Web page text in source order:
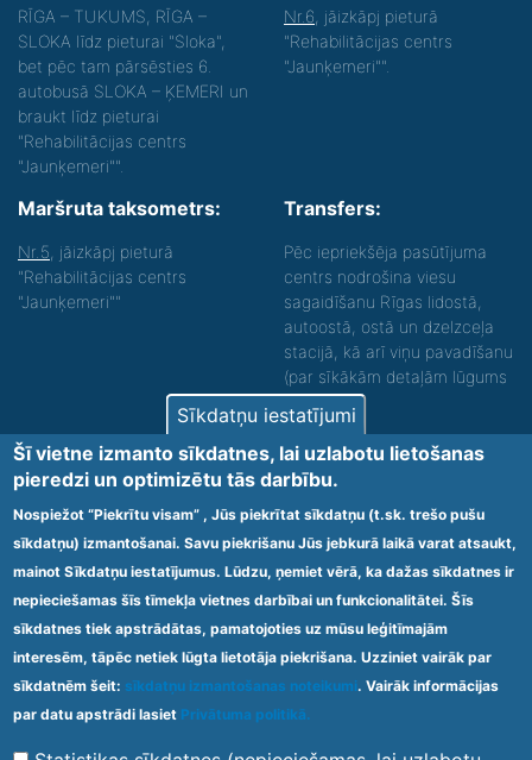
RĪGA – TUKUMS, RĪGA –
SLOKA līdz pieturai "Sloka",
bet pēc tam pārsēsties 6.
autobusā SLOKA – ĶEMERI un
braukt līdz pieturai
"Rehabilitācijas centrs
"Jaunķemeri"".
Nr.6 , jāizkāpj pieturā
"Rehabilitācijas centrs
"Jaunķemeri"".
Maršruta taksometrs:
Nr.5 , jāizkāpj pieturā
"Rehabilitācijas centrs
"Jaunķemeri""
Transfers:
Pēc iepriekšēja pasūtījuma
centrs nodrošina viesu
sagaidīšanu Rīgas lidostā,
autoostā, ostā un dzelzceļa
stacijā, kā arī viņu pavadīšanu
(par sīkākām detaļām lūgums
zvanīt).
Nodrošinām vides piekļūstamību personām ar
funkcionāliem traucējumiem! SIA „Sanare-KRC
Jaunķemeri”, Kolkas ielā 20, Jūrmalā ir nodrošināta vides
piekļūstamība personām ar funkcionāliem traucējumiem,
tādejādi nodrošinot atbilstību Ministru kabineta
2009.gada 20.janvāra noteikumos Nr.60 „Noteikumi par
obligātajām prasībām ārstniecības iestādēm un to
struktūrvienībām” minētajām prasībām.
Ārstniecības iestādes kods 1300 – 64003
Footer Vietnes karte Noteikumi un privātuma politika
Sīkdatņu iestatījumi
Šī vietne izmanto sīkdatnes, lai uzlabotu lietošanas
pieredzi un optimizētu tās darbību.
Nospiežot “Piekrītu visam” , Jūs piekrītat sīkdatņu (t.sk. trešo pušu
sīkdatņu) izmantošanai. Savu piekrišanu Jūs jebkurā laikā varat atsaukt,
mainot Sīkdatņu iestatījumus. Lūdzu, ņemiet vērā, ka dažas sīkdatnes ir
nepieciešamas šīs tīmekļa vietnes darbībai un funkcionalitātei. Šīs
sīkdatnes tiek apstrādātas, pamatojoties uz mūsu leģitīmajām
interesēm, tāpēc netiek lūgta lietotāja piekrišana. Uzziniet vairāk par
sīkdatnēm šeit: sīkdatņu izmantošanas noteikumi. Vairāk informācijas
par datu apstrādi lasiet Privātuma politikā.